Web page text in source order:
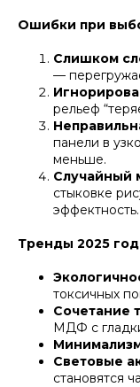
Ошибки при
Слишком
—
рельеф
панели в
меньше.
Случайный
стыковке
эффектность.
Тренды 2025
токсичных
Сочетание
МДФ с
Световые
становятся